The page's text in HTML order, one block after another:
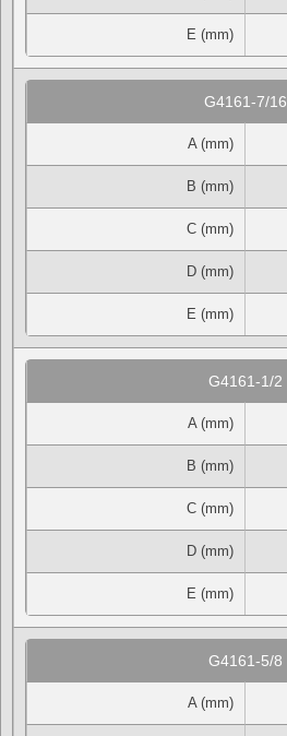
E (mm)
G4161-7/16
A (mm)
B (mm)
C (mm)
D (mm)
E (mm)
G4161-1/2
A (mm)
B (mm)
C (mm)
D (mm)
E (mm)
G4161-5/8
A (mm)